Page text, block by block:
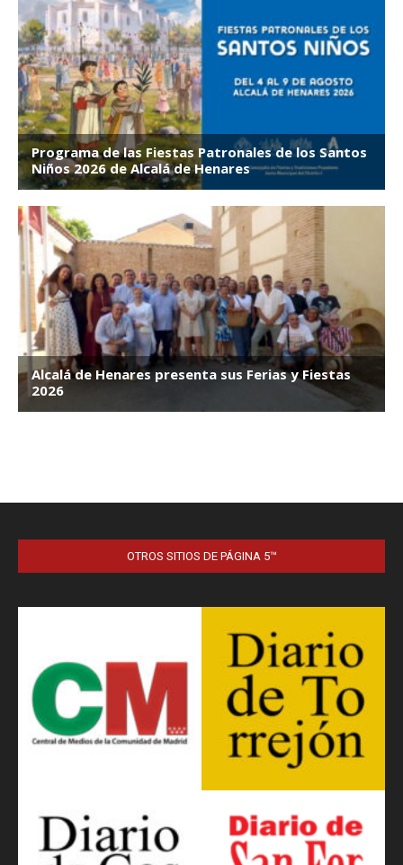
OTROS SITIOS DE PÁGINA 5™